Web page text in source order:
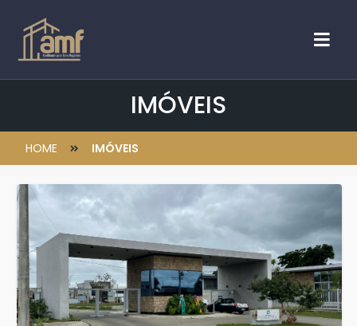
IMÓVEIS
HOME IMÓVEIS